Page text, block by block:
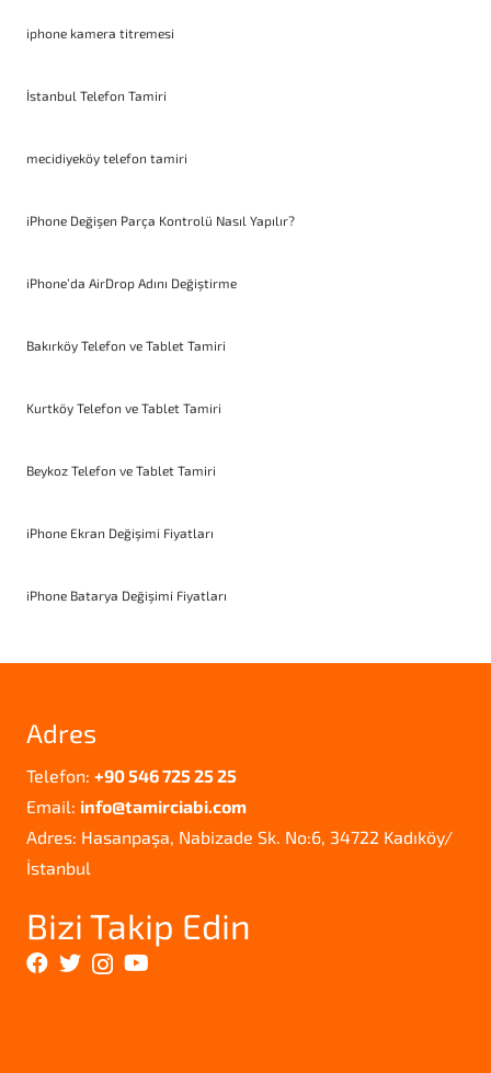
iphone kamera titremesi
İstanbul Telefon Tamiri
mecidiyeköy telefon tamiri
iPhone Değişen Parça Kontrolü Nasıl Yapılır?
iPhone’da AirDrop Adını Değiştirme
Bakırköy Telefon ve Tablet Tamiri
Kurtköy Telefon ve Tablet Tamiri
Beykoz Telefon ve Tablet Tamiri
iPhone Ekran Değişimi Fiyatları
iPhone Batarya Değişimi Fiyatları
Adres
Telefon: +90 546 725 25 25
Email: info@tamirciabi.com
Adres: Hasanpaşa, Nabizade Sk. No:6, 34722 Kadıköy/
İstanbul
Bizi Takip Edin